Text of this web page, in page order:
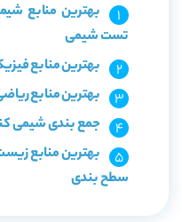
تست شیمی
بهترین منابع
بهترین منابع ریاضی
جمع بندی شیمی کنکور و 100 زدن
سطح بندی